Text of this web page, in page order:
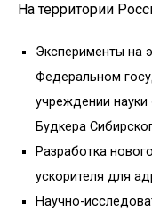
На территории
Эксперименты на
Федеральном
учреждении науки
Будкера
Разработка
ускорителя для
Научно-